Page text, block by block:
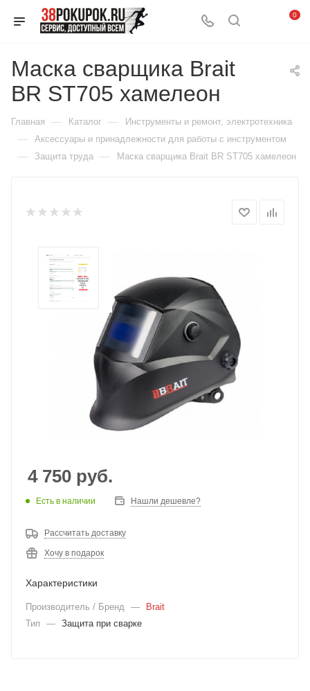
0
Маска сварщика Brait
BR ST705 хамелеон
Главная — Каталог — Инструменты и ремонт, электротехника
— Аксессуары и принадлежности для работы с инструментом
— Защита труда — Маска сварщика Brait BR ST705 хамелеон
4 750 руб.
Есть в наличии Нашли дешевле?
Рассчитать доставку
Хочу в подарок
Характеристики
Производитель / Бренд —
Brait
Тип
— Защита при сварке